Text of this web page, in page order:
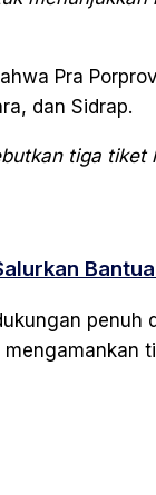
Pra
dan Sidrap.
tiga
penuh